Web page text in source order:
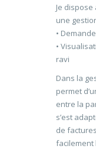
Je
une
•
•
ravi
Dans la
permet
entre la
s’est
de
facilement